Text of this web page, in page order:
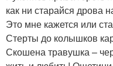
как ни старайся дрова
Это мне кажется или
Стерты до колышков
Скошена травушка –